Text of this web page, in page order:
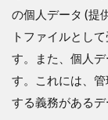
の個人データ (提
トファイルとし
す。また、個人
す。これには、
する義務があるデ